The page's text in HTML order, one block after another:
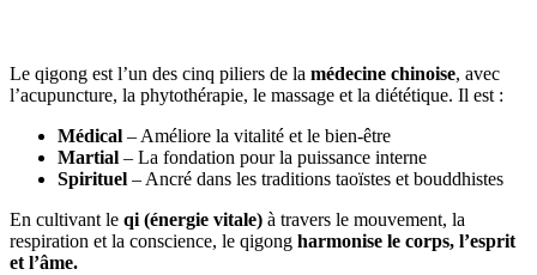
Le qigong est l’un des cinq piliers de la médecine chinoise, avec
l’acupuncture, la phytothérapie, le massage et la diététique. Il est :
Médical – Améliore la vitalité et le bien-être
Martial – La fondation pour la puissance interne
Spirituel – Ancré dans les traditions taoïstes et bouddhistes
En cultivant le qi (énergie vitale) à travers le mouvement, la
respiration et la conscience, le qigong harmonise le corps, l’esprit
et l’âme.